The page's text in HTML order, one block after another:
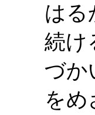
はる
続け
づか
をめ